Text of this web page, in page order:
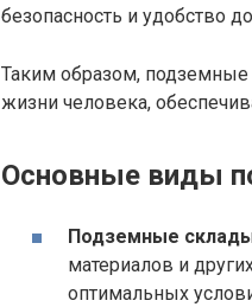
безопасность и удобство
Таким образом,
жизни человека,
Основные виды
Подземные
материалов и
оптимальных